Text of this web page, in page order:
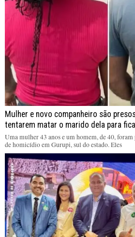
Mulher e novo companheiro são
tentarem matar o marido dela para
Uma mulher 43 anos e um homem, de 40, foram
de homicídio em Gurupi, sul do estado. Eles